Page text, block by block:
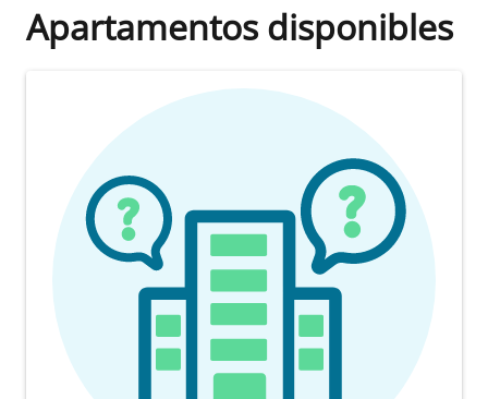
Apartamentos disponibles